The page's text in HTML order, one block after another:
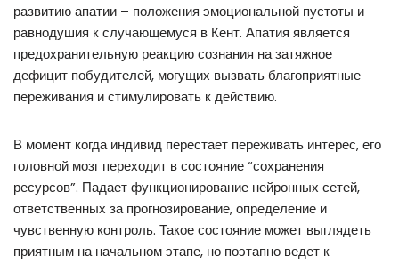
развитию апатии – положения эмоциональной пустоты и
равнодушия к случающемуся в Кент. Апатия является
предохранительную реакцию сознания на затяжное
дефицит побудителей, могущих вызвать благоприятные
переживания и стимулировать к действию.
В момент когда индивид перестает переживать интерес, его
головной мозг переходит в состояние “сохранения
ресурсов”. Падает функционирование нейронных сетей,
ответственных за прогнозирование, определение и
чувственную контроль. Такое состояние может выглядеть
приятным на начальном этапе, но поэтапно ведет к